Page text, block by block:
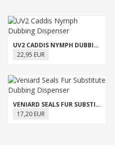
UV2 CADDIS NYMPH DUBBING DISPENSER
22,95 EUR
VENIARD SEALS FUR SUBSTITUTE DUBBING DISPENSER
17,20 EUR